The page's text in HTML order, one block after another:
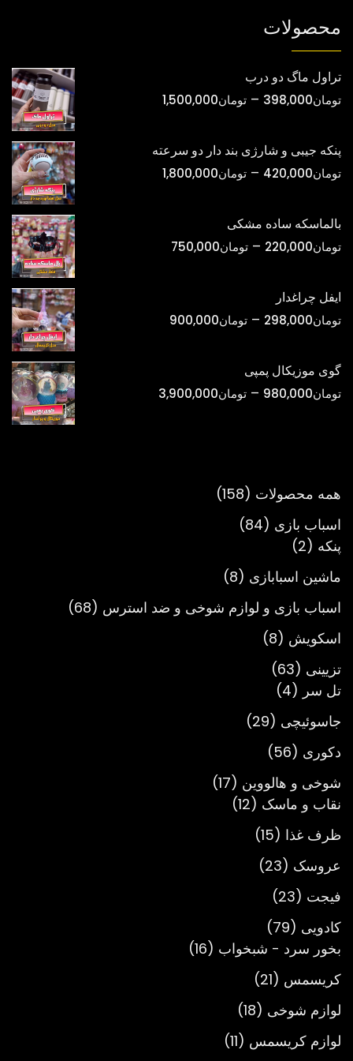
محصولات
تراول ماگ دو درب
تومان398,000
– تومان1,500,000محدوده
پنکه جیبی و شارژی بند دار دو سرعته
تومان420,000
– تومان1,800,000محدوده
تومان420,000
بالماسکه ساده مشکی
تومان220,000
– تومان750,000
تومان750,000
ایفل چراغدار
تومان298,000
– تومان900,000
تومان900,000
گوی موزیکال پمپی
تومان980,000
– تومان3,900,000
همه محصولات
158
158
اسباب بازی 84
84
پنکه 2
2
محصول
ماشین اسبابازی 8
8
اسباب بازی و لوازم شوخی و ضد استرس 68
68
اسکویش 8
8
تزیینی 63
63
محصول
تل سر 4
4
محصول
جاسوئیچی 29
29
دکوری 56
56
محصول
شوخی و هالووین 17
17
نقاب و ماسک 12
12
ظرف غذا 15
15
محصول
عروسک 23
23
فیجت 23
23
محصول
کادویی 79
79
محصول
بخور سرد - شبخواب 16
16
کریسمس 21
21
محصول
لوازم شوخی 18
18
محصول
لوازم کریسمس 11
11